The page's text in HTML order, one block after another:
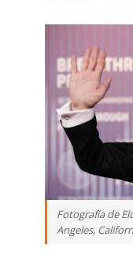
Fotografía de
Angeles,